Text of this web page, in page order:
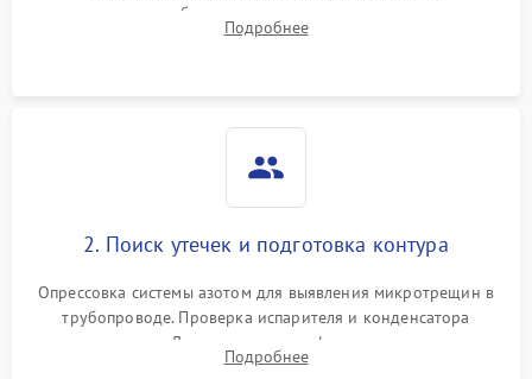
1000 ₽
1800 ₽
сопротивления обмоток мотора, проверка термостата и
считывание кодов ошибок с электронного дисплея.
Подробнее
2. Поиск утечек и подготовка контура
Опрессовка системы азотом для выявления микротрещин в
трубопроводе. Проверка испарителя и конденсатора
течеискателем. Демонтаж старого фильтра-осушителя и
продувка капиллярной трубки для устранения засоров.
Подробнее